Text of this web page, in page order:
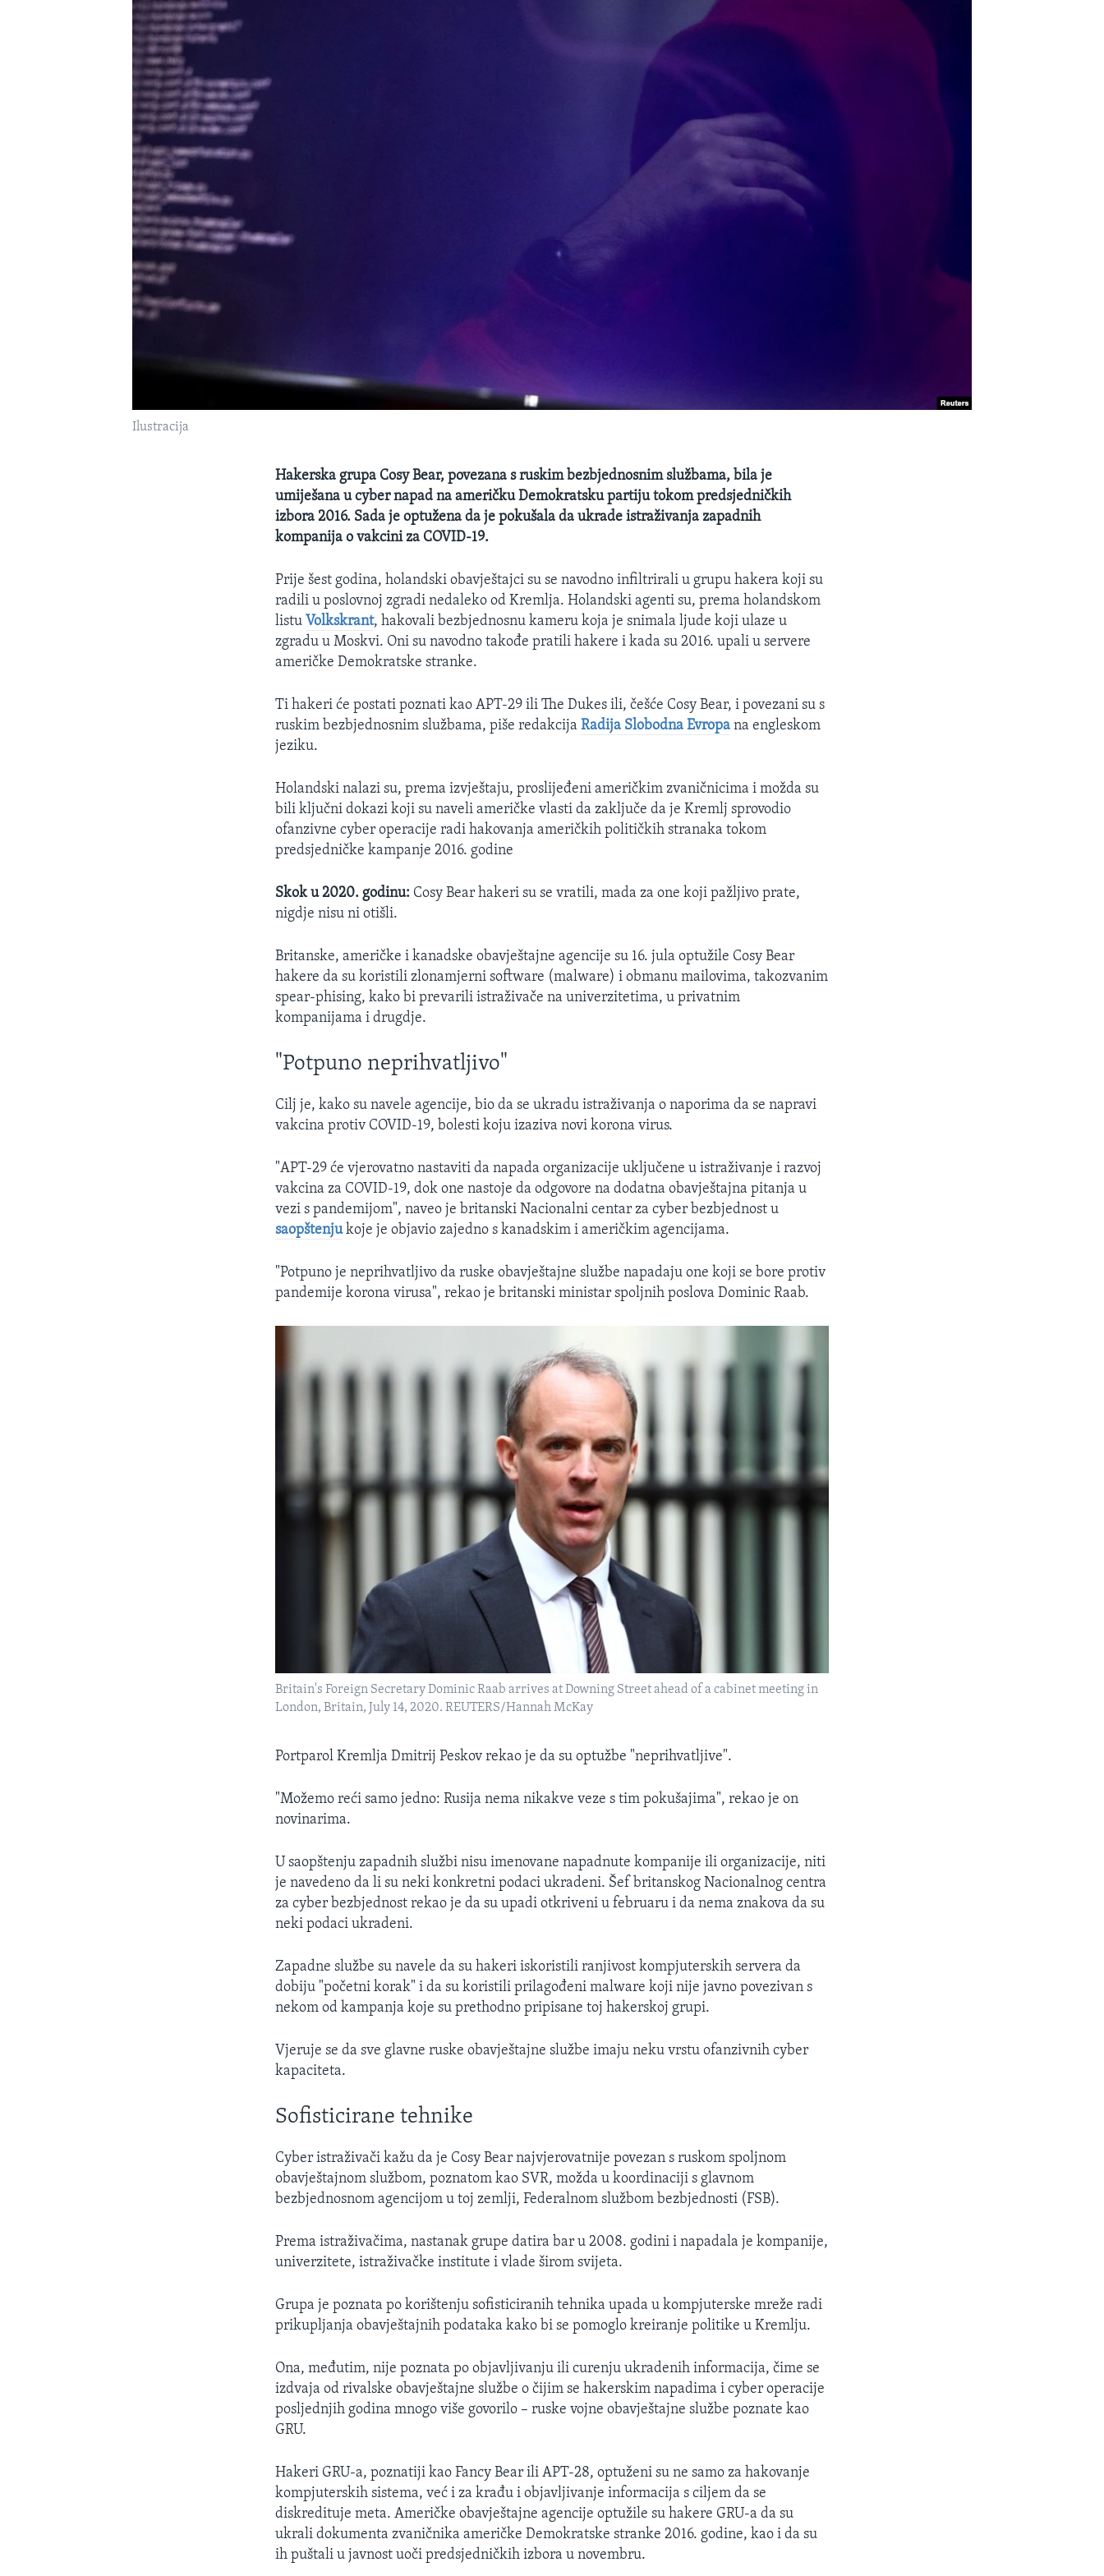
Ilustracija
Hakerska grupa Cosy Bear, povezana s ruskim bezbjednosnim službama, bila je
umiješana u cyber napad na američku Demokratsku partiju tokom predsjedničkih
izbora 2016. Sada je optužena da je pokušala da ukrade istraživanja zapadnih
kompanija o vakcini za COVID-19.
Prije šest godina, holandski obavještajci su se navodno infiltrirali u grupu hakera koji su
radili u poslovnoj zgradi nedaleko od Kremlja. Holandski agenti su, prema holandskom
listu Volkskrant, hakovali bezbjednosnu kameru koja je snimala ljude koji ulaze u
zgradu u Moskvi. Oni su navodno takođe pratili hakere i kada su 2016. upali u servere
američke Demokratske stranke.
Ti hakeri će postati poznati kao APT-29 ili The Dukes ili, češće Cosy Bear, i povezani su s
ruskim bezbjednosnim službama, piše redakcijaRadija Slobodna Evropa na engleskom
jeziku.
Holandski nalazi su, prema izvještaju, proslijeđeni američkim zvaničnicima i možda su
bili ključni dokazi koji su naveli američke vlasti da zaključe da je Kremlj sprovodio
ofanzivne cyber operacije radi hakovanja američkih političkih stranaka tokom
predsjedničke kampanje 2016. godine
Skok u 2020. godinu: Cosy Bear hakeri su se vratili, mada za one koji pažljivo prate,
nigdje nisu ni otišli.
Britanske, američke i kanadske obavještajne agencije su 16. jula optužile Cosy Bear
hakere da su koristili zlonamjerni software (malware) i obmanu mailovima, takozvanim
spear-phising, kako bi prevarili istraživače na univerzitetima, u privatnim
kompanijama i drugdje.
"Potpuno neprihvatljivo"
Cilj je, kako su navele agencije, bio da se ukradu istraživanja o naporima da se napravi
vakcina protiv COVID-19, bolesti koju izaziva novi korona virus.
"APT-29 će vjerovatno nastaviti da napada organizacije uključene u istraživanje i razvoj
vakcina za COVID-19, dok one nastoje da odgovore na dodatna obavještajna pitanja u
vezi s pandemijom", naveo je britanski Nacionalni centar za cyber bezbjednost u
saopštenjukoje je objavio zajedno s kanadskim i američkim agencijama.
"Potpuno je neprihvatljivo da ruske obavještajne službe napadaju one koji se bore protiv
pandemije korona virusa", rekao je britanski ministar spoljnih poslova Dominic Raab.
Britain's Foreign Secretary Dominic Raab arrives at Downing Street ahead of a cabinet meeting in
London, Britain, July 14, 2020. REUTERS/Hannah McKay
Portparol Kremlja Dmitrij Peskov rekao je da su optužbe "neprihvatljive".
"Možemo reći samo jedno: Rusija nema nikakve veze s tim pokušajima", rekao je on
novinarima.
U saopštenju zapadnih službi nisu imenovane napadnute kompanije ili organizacije, niti
je navedeno da li su neki konkretni podaci ukradeni. Šef britanskog Nacionalnog centra
za cyber bezbjednost rekao je da su upadi otkriveni u februaru i da nema znakova da su
neki podaci ukradeni.
Zapadne službe su navele da su hakeri iskoristili ranjivost kompjuterskih servera da
dobiju "početni korak" i da su koristili prilagođeni malware koji nije javno povezivan s
nekom od kampanja koje su prethodno pripisane toj hakerskoj grupi.
Vjeruje se da sve glavne ruske obavještajne službe imaju neku vrstu ofanzivnih cyber
kapaciteta.
Sofisticirane tehnike
Cyber istraživači kažu da je Cosy Bear najvjerovatnije povezan s ruskom spoljnom
obavještajnom službom, poznatom kao SVR, možda u koordinaciji s glavnom
bezbjednosnom agencijom u toj zemlji, Federalnom službom bezbjednosti (FSB).
Prema istraživačima, nastanak grupe datira bar u 2008. godini i napadala je kompanije,
univerzitete, istraživačke institute i vlade širom svijeta.
Grupa je poznata po korištenju sofisticiranih tehnika upada u kompjuterske mreže radi
prikupljanja obavještajnih podataka kako bi se pomoglo kreiranje politike u Kremlju.
Ona, međutim, nije poznata po objavljivanju ili curenju ukradenih informacija, čime se
izdvaja od rivalske obavještajne službe o čijim se hakerskim napadima i cyber operacije
posljednjih godina mnogo više govorilo – ruske vojne obavještajne službe poznate kao
GRU.
Hakeri GRU-a, poznatiji kao Fancy Bear ili APT-28, optuženi su ne samo za hakovanje
kompjuterskih sistema, već i za krađu i objavljivanje informacija s ciljem da se
diskredituje meta. Američke obavještajne agencije optužile su hakere GRU-a da su
ukrali dokumenta zvaničnika američke Demokratske stranke 2016. godine, kao i da su
ih puštali u javnost uoči predsjedničkih izbora u novembru.